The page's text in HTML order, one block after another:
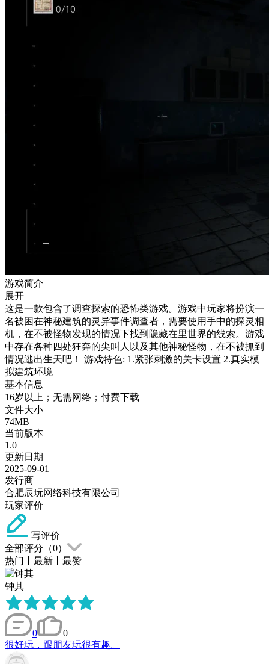
游戏简介
展开
这是一款包含了调查探索的恐怖类游戏。游戏中玩家将扮演一
名被困在神秘建筑的灵异事件调查者，需要使用手中的探灵相
机，在不被怪物发现的情况下找到隐藏在里世界的线索。游戏
中存在各种四处狂奔的尖叫人以及其他神秘怪物，在不被抓到
情况逃出生天吧！ 游戏特色: 1.紧张刺激的关卡设置 2.真实模
拟建筑环境
基本信息
16岁以上；无需网络；付费下载
文件大小
74MB
当前版本
1.0
更新日期
2025-09-01
发行商
合肥辰玩网络科技有限公司
玩家评价
写评价
全部评分（0）
热门
最新 最赞
钟其
0
0
很好玩，跟朋友玩很有趣。